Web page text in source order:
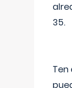
35.
Ten